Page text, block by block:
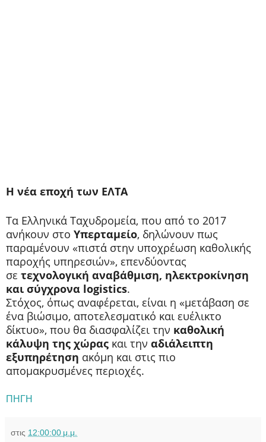
Η νέα εποχή των ΕΛΤΑ
Τα Ελληνικά Ταχυδρομεία, που από το 2017
ανήκουν στο Υπερταμείο, δηλώνουν πως
παραμένουν «πιστά στην υποχρέωση καθολικής
παροχής υπηρεσιών», επενδύοντας
σε τεχνολογική αναβάθμιση, ηλεκτροκίνηση
και σύγχρονα logistics.
Στόχος, όπως αναφέρεται, είναι η «μετάβαση σε
ένα βιώσιμο, αποτελεσματικό και ευέλικτο
δίκτυο», που θα διασφαλίζει την καθολική
κάλυψη της χώρας και την αδιάλειπτη
εξυπηρέτηση ακόμη και στις πιο
απομακρυσμένες περιοχές.
ΠΗΓΗ
στις 12:00:00 μ.μ.